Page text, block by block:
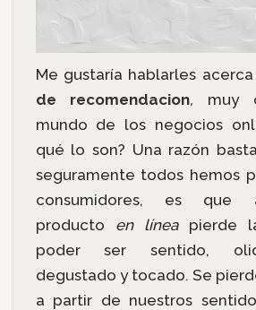
Me gustaría hablarles
de recomendacion, muy
mundo de los negocios
qué lo son? Una razón
seguramente todos hemos
consumidores, es
producto en líneapierde
poder ser sentido,
degustado y tocado. Se
a partir de nuestros